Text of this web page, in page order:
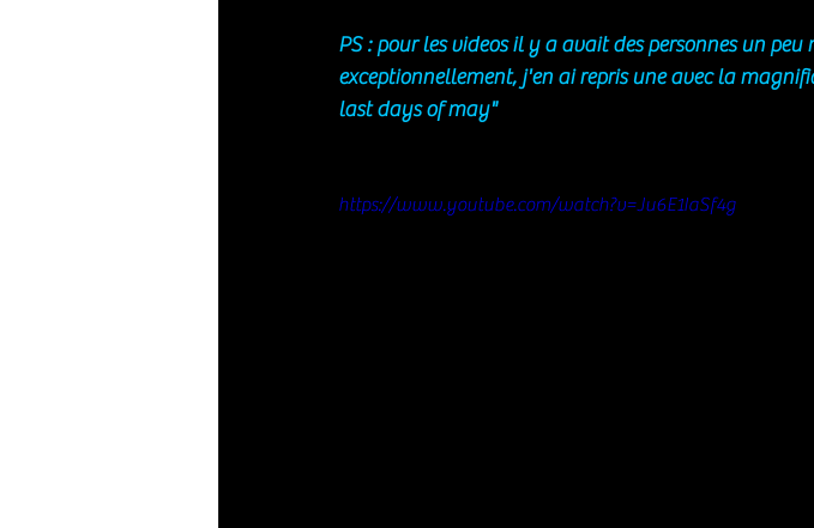
PS : pour les videos il y a avait des personnes un peu
exceptionnellement, j'en ai repris une avec la
last days of may"
https://www.youtube.com/watch?v=Ju6E1IaSf4g